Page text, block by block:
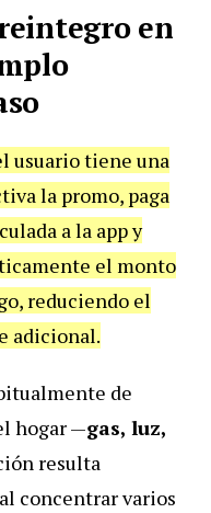
en
usuario tiene una
la promo, paga
a la app y
el monto
reduciendo el
adicional.
de
hogar —gas, luz,
resulta
concentrar varios